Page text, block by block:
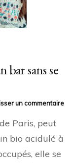
bar sans se
un commentairesur
Paris, peut
bio acidulé à
elle se